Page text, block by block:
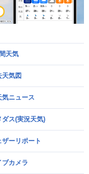
天気
天気図
気ニュース
ダス(実況天気)
ザーリポート
ブカメラ